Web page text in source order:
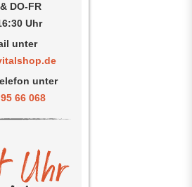
DO-FR
Uhr
unter
unter
66 068